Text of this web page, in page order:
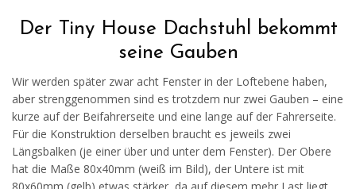
Der Tiny House Dachstuhl bekommt
seine Gauben
Wir werden später zwar acht Fenster in der Loftebene haben,
aber strenggenommen sind es trotzdem nur zwei Gauben – eine
kurze auf der Beifahrerseite und eine lange auf der Fahrerseite.
Für die Konstruktion derselben braucht es jeweils zwei
Längsbalken (je einer über und unter dem Fenster). Der Obere
hat die Maße 80x40mm (weiß im Bild), der Untere ist mit